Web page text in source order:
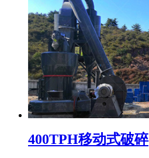
400TPH移动式破碎